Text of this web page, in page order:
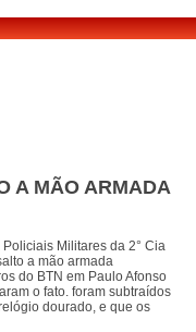
A MÃO ARMADA
Militares da 2° Cia
a mão armada
do BTN em Paulo Afonso
o fato. foram subtraídos
dourado, e que os